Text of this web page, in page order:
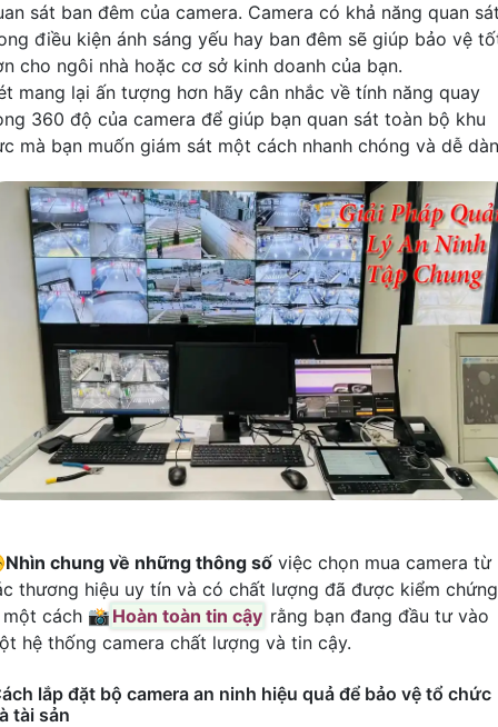
sát ban đêm của camera. Camera có khả năng quan
điều kiện ánh sáng yếu hay ban đêm sẽ giúp bảo vệ
cho ngôi nhà hoặc cơ sở kinh doanh của bạn.
mang lại ấn tượng hơn hãy cân nhắc về tính năng quay
360 độ của camera để giúp bạn quan sát toàn bộ khu
mà bạn muốn giám sát một cách nhanh chóng và dễ
Nhìn chung về những thông sốviệc chọn mua camera từ
thương hiệu uy tín và có chất lượng đã được kiểm chứng
một cách 📸 Hoàn toàn tin cậy rằng bạn đang đầu tư vào
hệ thống camera chất lượng và tin cậy.
lắp đặt bộ camera an ninh hiệu quả để bảo vệ tổ chức
tài sản